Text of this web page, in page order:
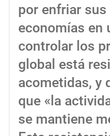
por enfriar
economías en
controlar los
global está
acometidas, y
que «la
se mantiene